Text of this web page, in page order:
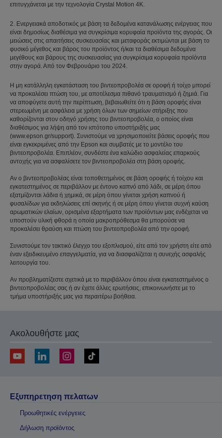
επιτυγχάνεται με την τεχνολογία Crystal Motion 4K.
2. Ενεργειακά αποδοτικός με βάση τα δεδομένα κατανάλωσης ενέργειας που
είναι δημοσίως διαθέσιμα για συγκρίσιμα κορυφαία προϊόντα της αγοράς. Οι
μειώσεις στις απαιτήσεις συσκευασίας και μεταφοράς εκτιμώνται με βάση το
φυσικό μέγεθος και βάρος του προϊόντος ή/και τα διαθέσιμα δεδομένα
μεγέθους και βάρους της συσκευασίας για συγκρίσιμα κορυφαία προϊόντα
στην αγορά. Από τον Φεβρουάριο του 2024.
Η μη κατάλληλη εγκατάσταση του βιντεοπροβολέα σε οροφή ή τοίχο μπορεί
να προκαλέσει πτώση του, με αποτέλεσμα πιθανό τραυματισμό ή ζημιά. Για
να αποφύγετε αυτή την περίπτωση, βεβαιωθείτε ότι η βάση οροφής είναι
στερεωμένη με ασφάλεια με χρήση όλων των σημείων στήριξης που
καθορίζονται στον οδηγό χρήσης του βιντεοπροβολέα, ο οποίος είναι
διαθέσιμος για λήψη από τον ιστότοπο υποστήριξής μας
(www.epson.gr/support). Συνιστούμε να χρησιμοποιείτε βάσεις οροφής που
είναι εγκεκριμένες από την Epson και συμβατές με το μοντέλο του
βιντεοπροβολέα. Επιπλέον, συνδέστε ένα καλώδιο ασφαλείας επαρκούς
αντοχής για να ασφαλίσετε τον βιντεοπροβολέα στη βάση οροφής.
Αν ο βιντεοπροβολέας είναι τοποθετημένος σε βάση οροφής ή τοίχου και
εγκατεστημένος σε περιβάλλον με έντονο καπνό από λάδι, σε μέρη όπου
εξατμίζονται λάδια ή χημικά, σε μέρη όπου γίνεται χρήση καπνού ή
φυσαλίδων για εκδηλώσεις επί σκηνής ή σε μέρη όπου γίνεται συχνή καύση
αρωματικών ελαίων, ορισμένα εξαρτήματα των προϊόντων μας ενδέχεται να
υποστούν υλική φθορά η οποία μακροπρόθεσμα θα μπορούσε να
προκαλέσει θραύση και πτώση του βιντεοπροβολέα από την οροφή.
Συνιστούμε τον τακτικό έλεγχο του εξοπλισμού, είτε από τον χρήστη είτε από
έναν εξειδικευμένο επαγγελματία, για να διασφαλίζεται η συνεχής ασφαλής
λειτουργία του.
Αν προβληματίζεστε σχετικά με το περιβάλλον όπου είναι εγκατεστημένος ο
βιντεοπροβολέας σας ή αν έχετε άλλες ερωτήσεις, επικοινωνήστε με το
τμήμα υποστήριξής μας για περαιτέρω βοήθεια.
Ακολουθήστε μας
Εξυπηρετηση πελατων
Προωθητικές ενέργειες
Δήλωση προϊόντος